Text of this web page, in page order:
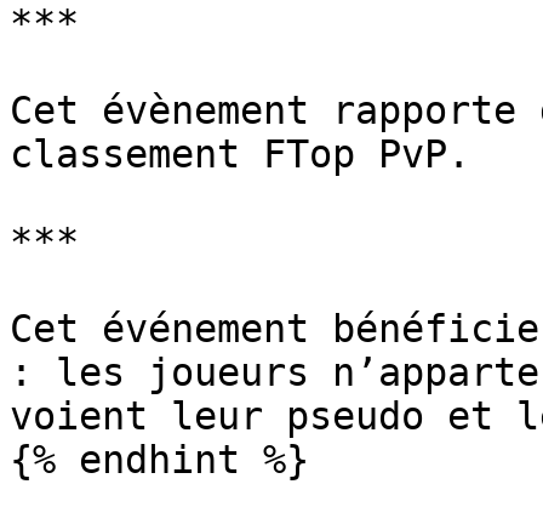
***
Cet évènement
classement FTop PvP.
***
Cet événement
: les joueurs
voient leur pseudo et
{% endhint %}